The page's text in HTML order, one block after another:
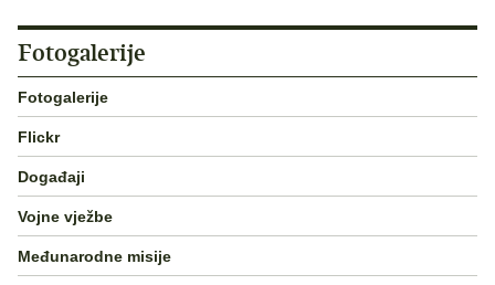
Fotogalerije
Fotogalerije
Flickr
Događaji
Vojne vježbe
Međunarodne misije